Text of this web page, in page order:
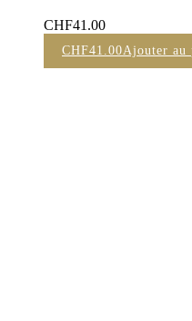
CHF41.00
CHF41.00Ajouter au